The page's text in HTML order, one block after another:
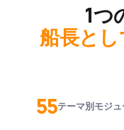
1つ
船長と
55テーマ別モジ